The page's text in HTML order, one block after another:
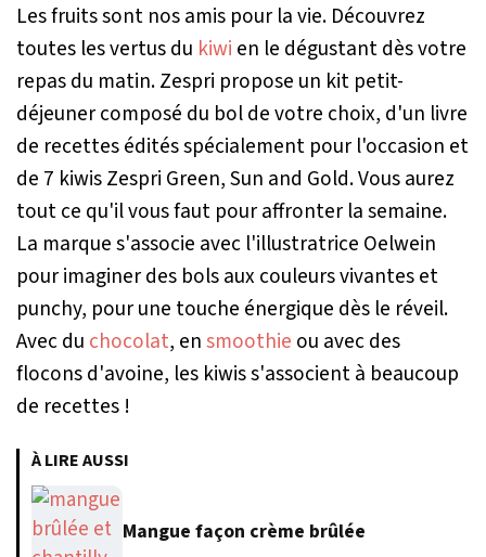
Les fruits sont nos amis pour la vie. Découvrez
toutes les vertus du kiwi en le dégustant dès votre
repas du matin. Zespri propose un kit petit-
déjeuner composé du bol de votre choix, d'un livre
de recettes édités spécialement pour l'occasion et
de 7 kiwis Zespri Green, Sun and Gold. Vous aurez
tout ce qu'il vous faut pour affronter la semaine.
La marque s'associe avec l'illustratrice Oelwein
pour imaginer des bols aux couleurs vivantes et
punchy, pour une touche énergique dès le réveil.
Avec du chocolat, ensmoothie ou avec des
flocons d'avoine, les kiwis s'associent à beaucoup
de recettes !
À LIRE AUSSI
Mangue façon crème brûlée